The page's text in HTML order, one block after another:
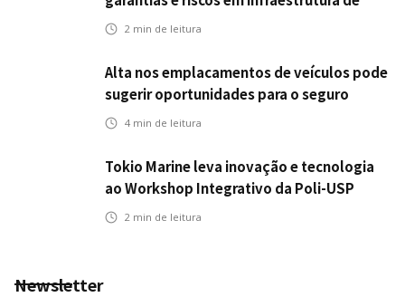
transportes
2 min de leitura
Alta nos emplacamentos de veículos pode
sugerir oportunidades para o seguro
automotivo
4 min de leitura
Tokio Marine leva inovação e tecnologia
ao Workshop Integrativo da Poli-USP
2 min de leitura
Newsletter